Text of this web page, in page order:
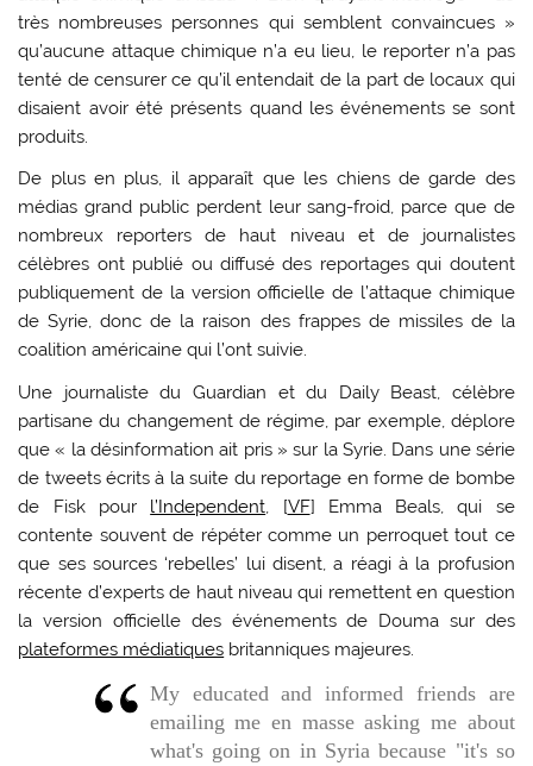
très nombreuses personnes qui semblent convaincues »
qu’aucune attaque chimique n’a eu lieu, le reporter n’a pas
tenté de censurer ce qu’il entendait de la part de locaux qui
disaient avoir été présents quand les événements se sont
produits.
De plus en plus, il apparaît que les chiens de garde des
médias grand public perdent leur sang-froid, parce que de
nombreux reporters de haut niveau et de journalistes
célèbres ont publié ou diffusé des reportages qui doutent
publiquement de la version officielle de l’attaque chimique
de Syrie, donc de la raison des frappes de missiles de la
coalition américaine qui l’ont suivie.
Une journaliste du Guardian et du Daily Beast, célèbre
partisane du changement de régime, par exemple, déplore
que « la désinformation ait pris » sur la Syrie. Dans une série
de tweets écrits à la suite du reportage en forme de bombe
de Fisk pour l’Independent, [VF] Emma Beals, qui se
contente souvent de répéter comme un perroquet tout ce
que ses sources ‘rebelles’ lui disent, a réagi à la profusion
récente d’experts de haut niveau qui remettent en question
la version officielle des événements de Douma sur des
plateformes médiatiques britanniques majeures.
My educated and informed friends are
emailing me en masse asking me about
what's going on in Syria because "it's so